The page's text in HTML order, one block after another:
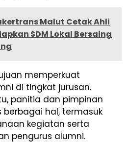
Malut Cetak Ahli
SDM Lokal Bersaing
memperkuat
di tingkat jurusan.
panitia dan pimpinan
hal, termasuk
kegiatan serta
pengurus alumni.